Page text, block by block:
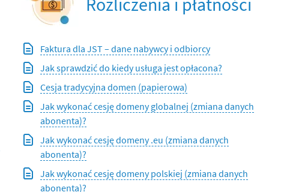
Faktura dla JST – dane nabywcy i odbiorcy
Jak sprawdzić do kiedy usługa jest opłacona?
Cesja tradycyjna domen (papierowa)
Jak wykonać cesję domeny globalnej (zmiana danych
abonenta)?
Jak wykonać cesję domeny .eu (zmiana danych
abonenta)?
Jak wykonać cesję domeny polskiej (zmiana danych
abonenta)?